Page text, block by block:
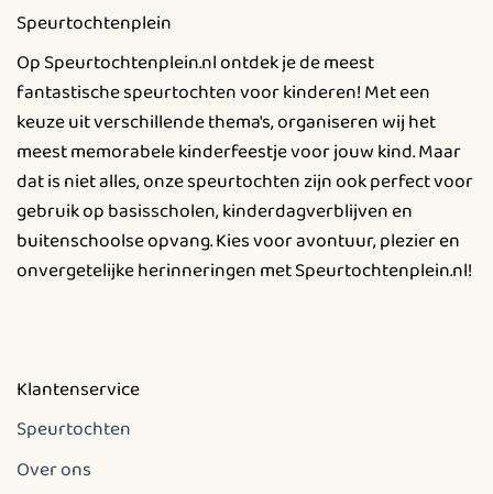
optie
kan
gekozen
worden
op
de
productpagina
Speurtochtenplein
Op Speurtochtenplein.nl ontdek je de meest
fantastische speurtochten voor kinderen! Met een
keuze uit verschillende thema's, organiseren wij het
meest memorabele kinderfeestje voor jouw kind. Maar
dat is niet alles, onze speurtochten zijn ook perfect voor
gebruik op basisscholen, kinderdagverblijven en
buitenschoolse opvang. Kies voor avontuur, plezier en
onvergetelijke herinneringen met Speurtochtenplein.nl!
Klantenservice
Speurtochten
Over ons